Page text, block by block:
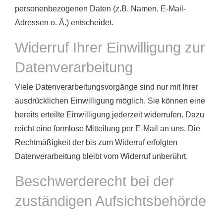
personenbezogenen Daten (z.B. Namen, E-Mail-
Adressen o. Ä.) entscheidet.
Widerruf Ihrer Einwilligung zur
Datenverarbeitung
Viele Datenverarbeitungsvorgänge sind nur mit Ihrer
ausdrücklichen Einwilligung möglich. Sie können eine
bereits erteilte Einwilligung jederzeit widerrufen. Dazu
reicht eine formlose Mitteilung per E-Mail an uns. Die
Rechtmäßigkeit der bis zum Widerruf erfolgten
Datenverarbeitung bleibt vom Widerruf unberührt.
Beschwerderecht bei der
zuständigen Aufsichtsbehörde